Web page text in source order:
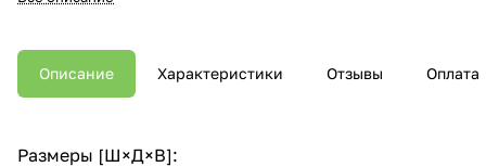
Описание Характеристики Отзывы Оплата
Размеры [Ш×Д×В]: